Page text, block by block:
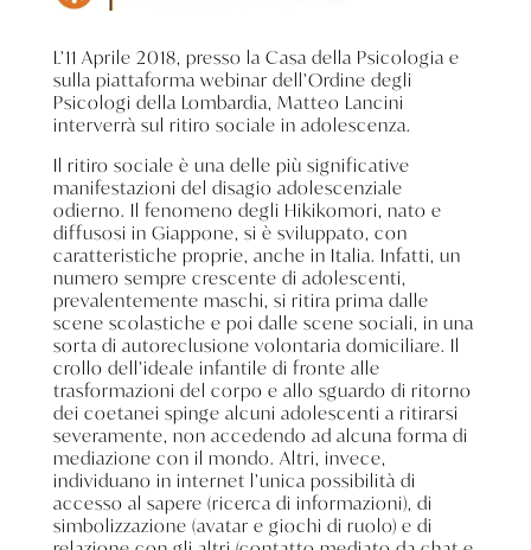
L’11 Aprile 2018, presso la Casa della Psicologia e
sulla piattaforma webinar dell’Ordine degli
Psicologi della Lombardia, Matteo Lancini
interverrà sul ritiro sociale in adolescenza.
Il ritiro sociale è una delle più significative
manifestazioni del disagio adolescenziale
odierno. Il fenomeno degli Hikikomori, nato e
diffusosi in Giappone, si è sviluppato, con
caratteristiche proprie, anche in Italia. Infatti, un
numero sempre crescente di adolescenti,
prevalentemente maschi, si ritira prima dalle
scene scolastiche e poi dalle scene sociali, in una
sorta di autoreclusione volontaria domiciliare. Il
crollo dell’ideale infantile di fronte alle
trasformazioni del corpo e allo sguardo di ritorno
dei coetanei spinge alcuni adolescenti a ritirarsi
severamente, non accedendo ad alcuna forma di
mediazione con il mondo. Altri, invece,
individuano in internet l’unica possibilità di
accesso al sapere (ricerca di informazioni), di
simbolizzazione (avatar e giochi di ruolo) e di